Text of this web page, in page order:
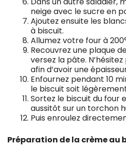
neige avec le sucre en
Ajoutez ensuite les
à biscuit.
Allumez votre four à
Recouvrez une plaque
versez la pâte.
afin d’avoir une
Enfournez pendant 10
le biscuit soit
Sortez le biscuit du four
aussitôt sur un torchon
Puis enroulez
Préparation de la crème au